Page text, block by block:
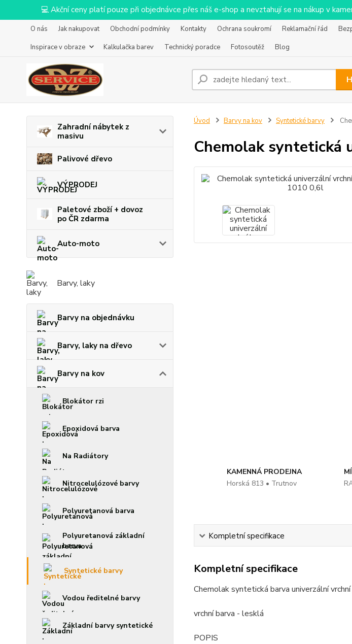
💻 Akční ceny platí pouze při objednávce přes náš e-shop a nevztahují se na nákup v
O nás Jak nakupovat Obchodní podmínky Kontakty Ochrana soukromí Reklamační řád
Inspirace v obraze
Kalkulačka barev Technický poradce Fotosoutěž Blog
Zahradní nábytek z
masivu
Palivové dřevo
VÝPRODEJ
Paletové zboží + dovoz
po ČR zdarma
Auto-moto
Barvy, laky
Barvy na objednávku
Barvy, laky na dřevo
Barvy na kov
Blokátor rzi
Epoxidová barva
Na Radiátory
Nitrocelulózové barvy
Polyuretanová barva
Polyuretanová základní
barva
Syntetické barvy
Vodou ředitelné barvy
Základní barvy syntetické
Úvod Barvy na kov Syntetické barvy
Chemolak syntetická
KAMENNÁ PRODEJNA
Horská 813 • Trutnov
Kompletní specifikace
Kompletní specifikace
Chemolak syntetická barva univerzální
vrchní barva - lesklá
POPIS